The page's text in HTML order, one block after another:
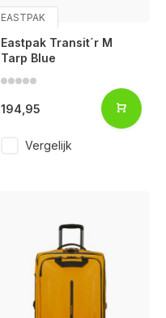
EASTPAK
Eastpak Transit´r M
Tarp Blue
194,95
Vergelijk